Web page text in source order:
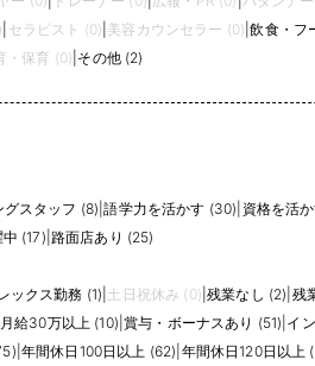
セラピスト (0) 美容カウンセラー (0) |飲食・フ
・保育 (0) その他 (2)
グスタッフ (8) |語学力を活かす (30) 資格を活
(17) 路面店あり (25)
ックス勤務 (1) 土日祝休み (0) |残業なし (2) 残
月給30万以上 (10) |賞与・ボーナスあり (51) イ
年間休日100日以上 (62) 年間休日120日以上